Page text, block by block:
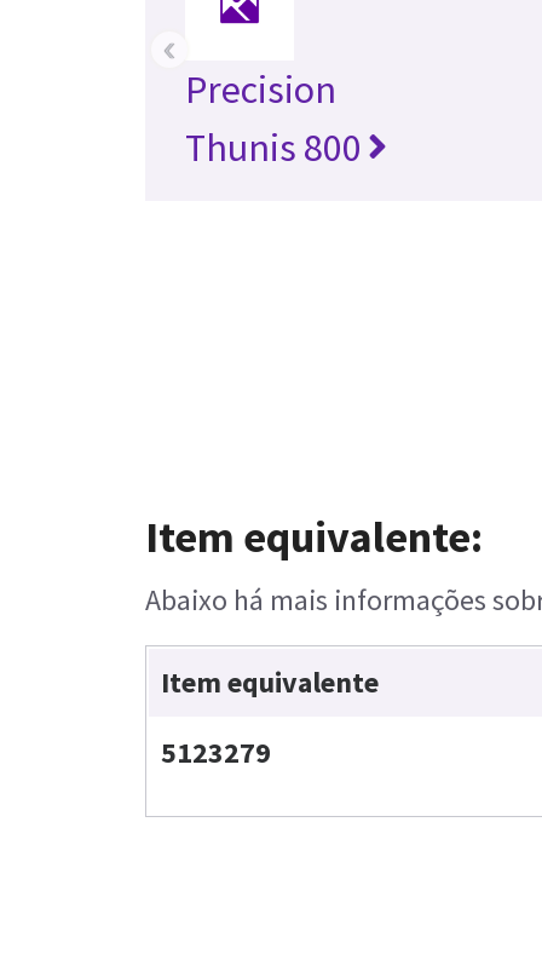
Precision
Thunis 800
‹
Item equivalente:
Abaixo há mais informações
Item equivalente
5123279